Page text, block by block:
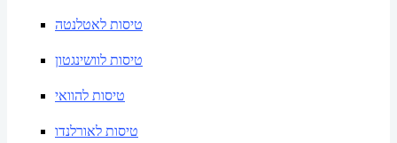
טיסות לאטלנטה
טיסות לוושינגטון
טיסות להוואי
טיסות לאורלנדו